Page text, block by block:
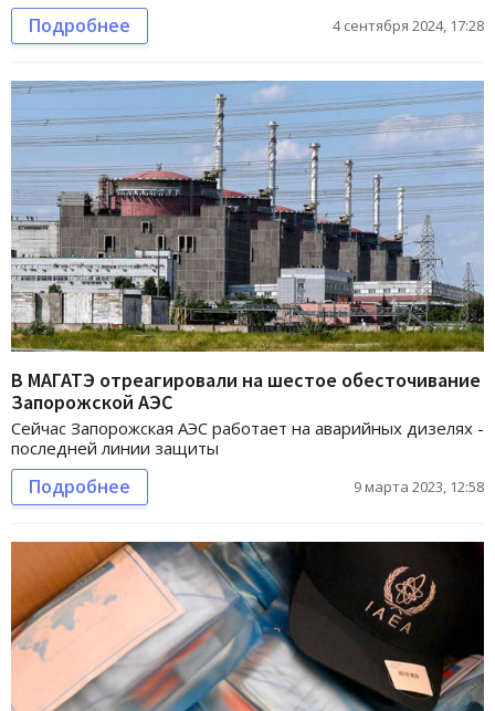
Подробнее 4 сентября 2024, 17:28
В МАГАТЭ отреагировали на шестое обесточивание
Запорожской АЭС
Сейчас Запорожская АЭС работает на аварийных дизелях -
последней линии защиты
Подробнее 9 марта 2023, 12:58